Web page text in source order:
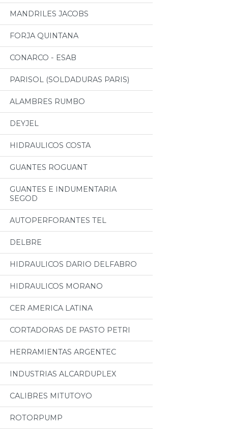
MANDRILES JACOBS
FORJA QUINTANA
CONARCO - ESAB
PARISOL (SOLDADURAS PARIS)
ALAMBRES RUMBO
DEYJEL
HIDRAULICOS COSTA
GUANTES ROGUANT
GUANTES E INDUMENTARIA
SEGOD
AUTOPERFORANTES TEL
DELBRE
HIDRAULICOS DARIO DELFABRO
HIDRAULICOS MORANO
CER AMERICA LATINA
CORTADORAS DE PASTO PETRI
HERRAMIENTAS ARGENTEC
INDUSTRIAS ALCARDUPLEX
CALIBRES MITUTOYO
ROTORPUMP